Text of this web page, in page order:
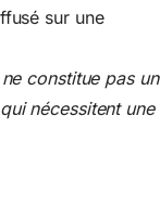
sur une
constitue pas un
nécessitent une